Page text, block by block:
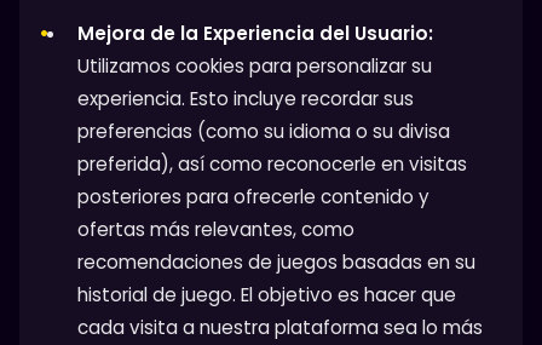
Mejora de la Experiencia del Usuario:
Utilizamos cookies para personalizar su
experiencia. Esto incluye recordar sus
preferencias (como su idioma o su divisa
preferida), así como reconocerle en visitas
posteriores para ofrecerle contenido y
ofertas más relevantes, como
recomendaciones de juegos basadas en su
historial de juego. El objetivo es hacer que
cada visita a nuestra plataforma sea lo más